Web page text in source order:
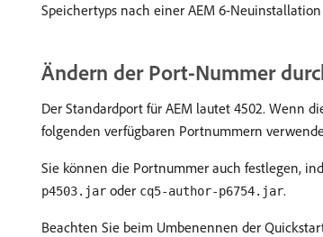
Speichertyps nach einer AEM 6-
Ändern der Port-Nummer
Der Standardport für AEM lautet 4502. Wenn
folgenden verfügbaren Portnummern
Sie können die Portnummer auch festlegen,
p4503.jar oder cq5-author-p6754.jar.
Beachten Sie beim Umbenennen der